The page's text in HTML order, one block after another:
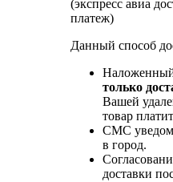
(экспресс авиа
платеж)
Данный способ
только
Вашей
товар
СМС
в город.
доставки